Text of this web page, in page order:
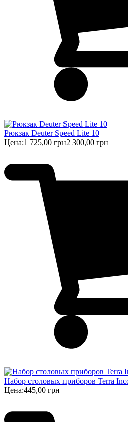
Рюкзак Deuter Speed Lite 10
Цена:1 725,00 грн2 300,00 грн
Набор столовых приборов Terra
Цена:445,00 грн